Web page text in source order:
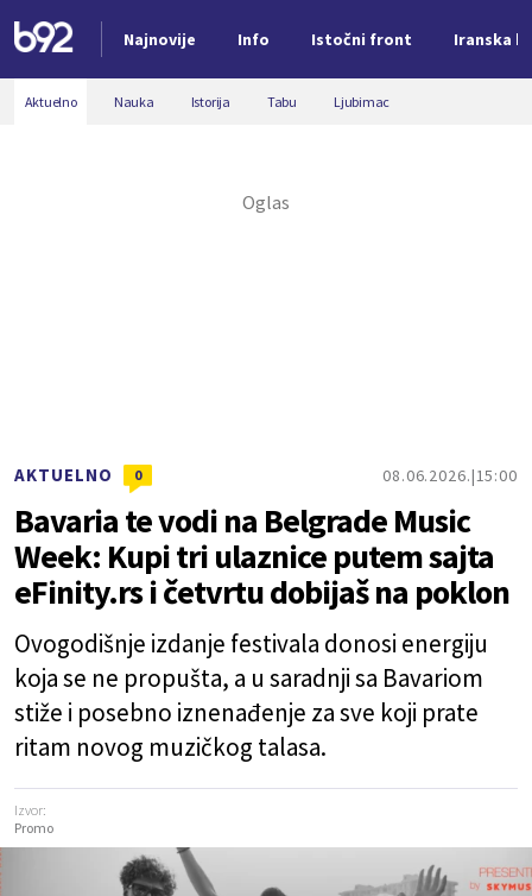
Najnovije Info Istočni front Iranska
Nova vest
Aktuelno Nauka Istorija Tabu Ljubimac
AKTUELNO 0 08.06.2026. 15:00
Bavaria te vodi na Belgrade Music
Week: Kupi tri ulaznice putem sajta
eFinity.rs i četvrtu dobijaš na poklon
Ovogodišnje izdanje festivala donosi energiju
koja se ne propušta, a u saradnji sa Bavariom
stiže i posebno iznenađenje za sve koji prate
ritam novog muzičkog talasa.
Izvor:
Promo